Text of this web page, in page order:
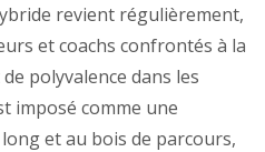
revient régulièrement,
et coachs confrontés à la
polyvalence dans les
imposé comme une
et au bois de parcours,